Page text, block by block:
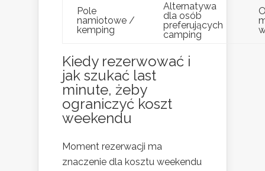
Pole
namiotowe /
kemping
Alternatywa
dla osób
preferujących
camping
Kiedy rezerwować i
jak szukać last
minute, żeby
ograniczyć koszt
weekendu
Moment rezerwacji ma
znaczenie dla kosztu weekendu